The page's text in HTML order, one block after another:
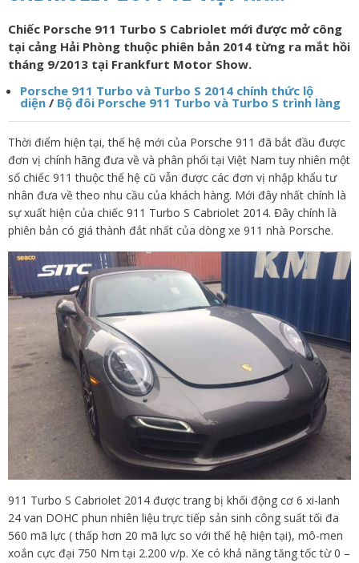
Chiếc Porsche 911 Turbo S Cabriolet mới được mở công
tại cảng Hải Phòng thuộc phiên bản 2014 từng ra mắt hồi
tháng 9/2013 tại Frankfurt Motor Show.
Porsche 911 Turbo và Turbo S 2014 chính thức lộ
diện / Bộ đôi Porsche 911 Turbo và Turbo S trình làng
Thời điểm hiện tại, thế hệ mới của Porsche 911 đã bắt đầu được
đơn vị chính hãng đưa về và phân phối tại Việt Nam tuy nhiên một
số chiếc 911 thuộc thế hệ cũ vẫn được các đơn vị nhập khẩu tư
nhân đưa về theo nhu cầu của khách hàng. Mới đây nhất chính là
sự xuất hiện của chiếc 911 Turbo S Cabriolet 2014. Đây chính là
phiên bản có giá thành đắt nhất của dòng xe 911 nhà Porsche.
911 Turbo S Cabriolet 2014 được trang bị khối động cơ 6 xi-lanh
24 van DOHC phun nhiên liệu trực tiếp sản sinh công suất tối đa
560 mã lực ( thấp hơn 20 mã lực so với thế hệ hiện tại), mô-men
xoắn cực đại 750 Nm tại 2.200 v/p. Xe có khả năng tăng tốc từ 0 –